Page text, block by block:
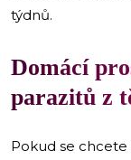
týdnů.
Domácí
parazitů z
Pokud se chcete